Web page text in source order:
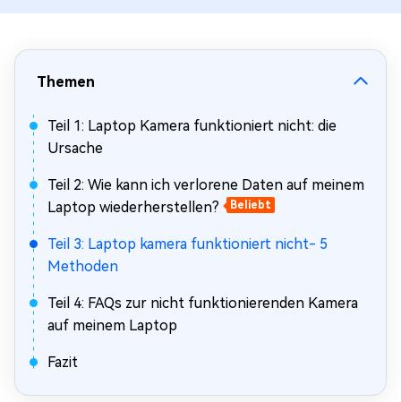
Themen
Teil 1: Laptop Kamera funktioniert nicht: die
Ursache
Teil 2: Wie kann ich verlorene Daten auf meinem
Laptop wiederherstellen?
Beliebt
Teil 3: Laptop kamera funktioniert nicht- 5
Methoden
Teil 4: FAQs zur nicht funktionierenden Kamera
auf meinem Laptop
Fazit